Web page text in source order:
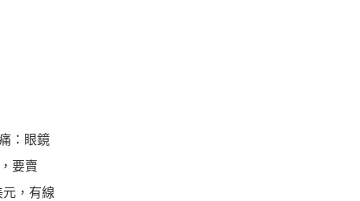
：眼鏡
要賣
，有線